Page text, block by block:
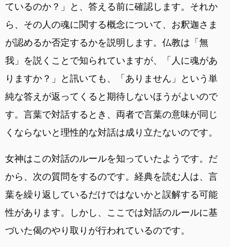
ているのか？」と、答える前に確認します。それか
ら、その人の魂に関する概念について、お釈迦さま
が認めるか否定するかを説明します。仏教は「無
我」を説くことで知られていますが、「人に魂があ
りますか？」と訊いても、「ありません」という単
純な答えが返ってくると期待しないほうがよいので
す。言葉で対話するとき、両者で言葉の意味が同じ
くならないと理性的な対話は成り立たないのです。
女神はこの対話のルールを知っていたようです。だ
から、次の質問をするのです。経典を読む人は、言
葉を繰り返しているだけではないかと誤解する可能
性があります。しかし、ここでは対話のルールに基
づいた偈のやり取りが行われているのです。